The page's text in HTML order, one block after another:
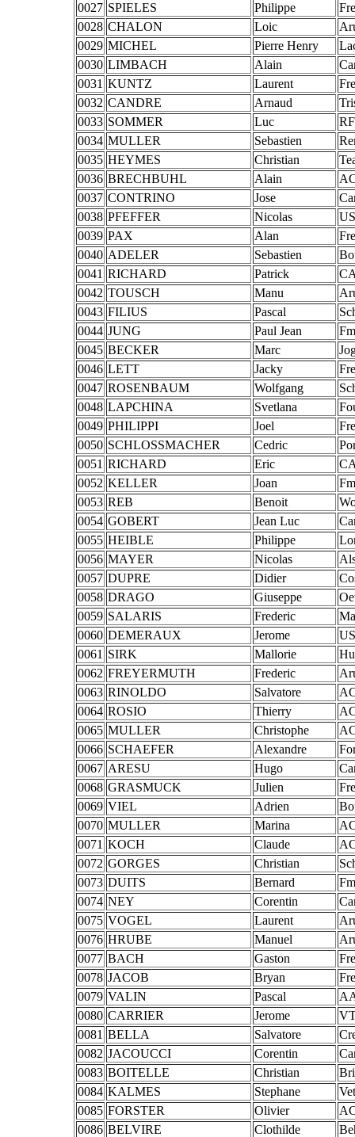
0027 SPIELES Philippe
0028 CHALON Loic
0029 MICHEL Pierre Henry
0030 LIMBACH Alain
0031 KUNTZ Laurent
0032 CANDRE Arnaud
0033 SOMMER Luc
0034 MULLER Sebastien
0035 HEYMES Christian
0036 BRECHBUHL Alain
0037 CONTRINO Jose
0038 PFEFFER Nicolas
0039 PAX Alan
0040 ADELER Sebastien
0041 RICHARD Patrick
0042 TOUSCH Manu
0043 FILIUS Pascal
0044 JUNG Paul Jean
0045 BECKER Marc
0046 LETT Jacky
0047 ROSENBAUM Wolfgang
0048 LAPCHINA Svetlana
0049 PHILIPPI Joel
0050 SCHLOSSMACHER Cedric
0051 RICHARD Eric
0052 KELLER Joan
0053 REB Benoit
0054 GOBERT Jean Luc
0055 HEIBLE Philippe
0056 MAYER Nicolas
0057 DUPRE Didier
0058 DRAGO Giuseppe
0059 SALARIS Frederic
0060 DEMERAUX Jerome
0061 SIRK Mallorie
0062 FREYERMUTH Frederic
0063 RINOLDO Salvatore
0064 ROSIO Thierry
0065 MULLER Christophe
0066 SCHAEFER Alexandre
0067 ARESU Hugo
0068 GRASMUCK Julien
0069 VIEL Adrien
0070 MULLER Marina
0071 KOCH Claude
0072 GORGES Christian
0073 DUITS Bernard
0074 NEY Corentin
0075 VOGEL Laurent
0076 HRUBE Manuel
0077 BACH Gaston
0078 JACOB Bryan
0079 VALIN Pascal
0080 CARRIER Jerome
0081 BELLA Salvatore
0082 JACOUCCI Corentin
0083 BOITELLE Christian
0084 KALMES Stephane
0085 FORSTER Olivier
0086 BELVIRE Clothilde